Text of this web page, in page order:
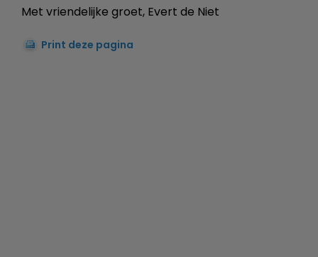
Met vriendelijke groet, Evert de Niet
Print deze pagina